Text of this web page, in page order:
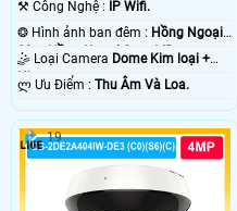
⚒ Công Nghệ :
IP Wifi.
❂ Hình ảnh ban đêm : Hồng Ngoại
20m Hồng Ngoại Smart IR.
🤹 Loại Camera Dome Kim loại +
Nhựa.
️ლ Ưu Điểm : Thu Âm Và Loa.
19